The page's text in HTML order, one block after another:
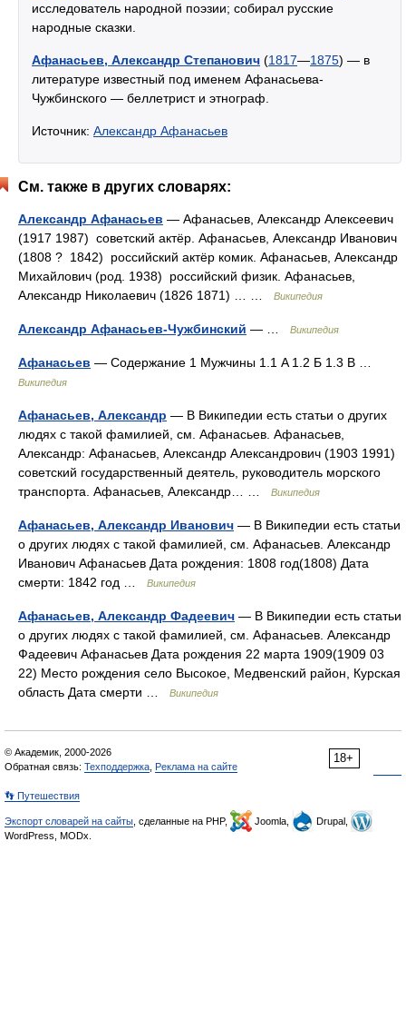
исследователь народной поэзии; собирал русские
народные сказки.
Афанасьев, Александр Степанович (1817—1875) — в
литературе известный под именем Афанасьева-
Чужбинского — беллетрист и этнограф.
Источник: Александр Афанасьев
См. также в других словарях:
Александр Афанасьев — Афанасьев, Александр Алексеевич
(1917 1987) советский актёр. Афанасьев, Александр Иванович
(1808 ? 1842) российский актёр комик. Афанасьев, Александр
Михайлович (род. 1938) российский физик. Афанасьев,
Александр Николаевич (1826 1871) … …
Википедия
Александр Афанасьев-Чужбинский — … Википедия
Афанасьев — Содержание 1 Мужчины 1.1 A 1.2 Б 1.3 В …
Википедия
Афанасьев, Александр — В Википедии есть статьи о других
людях с такой фамилией, см. Афанасьев. Афанасьев,
Александр: Афанасьев, Александр Александрович (1903 1991)
советский государственный деятель, руководитель морского
транспорта. Афанасьев, Александр… …
Википедия
Афанасьев, Александр Иванович — В Википедии есть статьи
о других людях с такой фамилией, см. Афанасьев. Александр
Иванович Афанасьев Дата рождения: 1808 год(1808) Дата
смерти: 1842 год …
Википедия
Афанасьев, Александр Фадеевич — В Википедии есть статьи
о других людях с такой фамилией, см. Афанасьев. Александр
Фадеевич Афанасьев Дата рождения 22 марта 1909(1909 03
22) Место рождения село Высокое, Медвенский район, Курская
область Дата смерти …
Википедия
18+
© Академик, 2000-2026
Обратная связь: Техподдержка Реклама на сайте
👣 Путешествия
Экспорт словарей на сайты , сделанные на PHP, Joomla,
Drupal,
WordPress, MODx.